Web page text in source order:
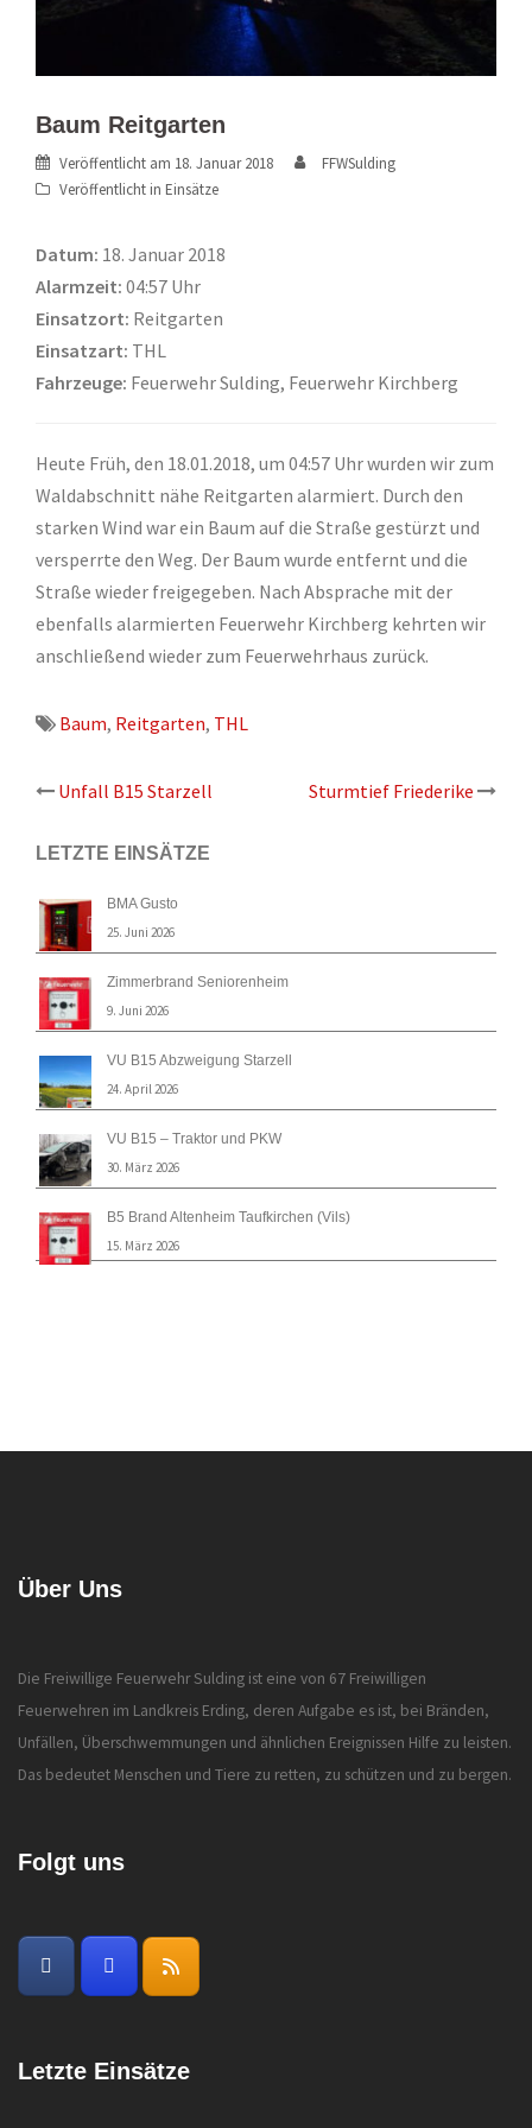
Baum Reitgarten
Veröffentlicht am 18. Januar 2018
FFWSulding
Veröffentlicht in Einsätze
Datum: 18. Januar 2018
Alarmzeit: 04:57 Uhr
Einsatzort: Reitgarten
Einsatzart: THL
Fahrzeuge: Feuerwehr Sulding, Feuerwehr Kirchberg
Heute Früh, den 18.01.2018, um 04:57 Uhr wurden wir zum
Waldabschnitt nähe Reitgarten alarmiert. Durch den
starken Wind war ein Baum auf die Straße gestürzt und
versperrte den Weg. Der Baum wurde entfernt und die
Straße wieder freigegeben. Nach Absprache mit der
ebenfalls alarmierten Feuerwehr Kirchberg kehrten wir
anschließend wieder zum Feuerwehrhaus zurück.
Baum, Reitgarten, THL
Beitrags-
Navigation
Unfall B15 Starzell Sturmtief Friederike
LETZTE EINSÄTZE
BMA Gusto
25. Juni 2026
Zimmerbrand Seniorenheim
9. Juni 2026
VU B15 Abzweigung Starzell
24. April 2026
VU B15 – Traktor und PKW
30. März 2026
B5 Brand Altenheim Taufkirchen (Vils)
15. März 2026
Über Uns
Die Freiwillige Feuerwehr Sulding ist eine von 67 Freiwilligen
Feuerwehren im Landkreis Erding, deren Aufgabe es ist, bei Bränden,
Unfällen, Überschwemmungen und ähnlichen Ereignissen Hilfe zu leisten.
Das bedeutet Menschen und Tiere zu retten, zu schützen und zu bergen.
Folgt uns
Letzte Einsätze